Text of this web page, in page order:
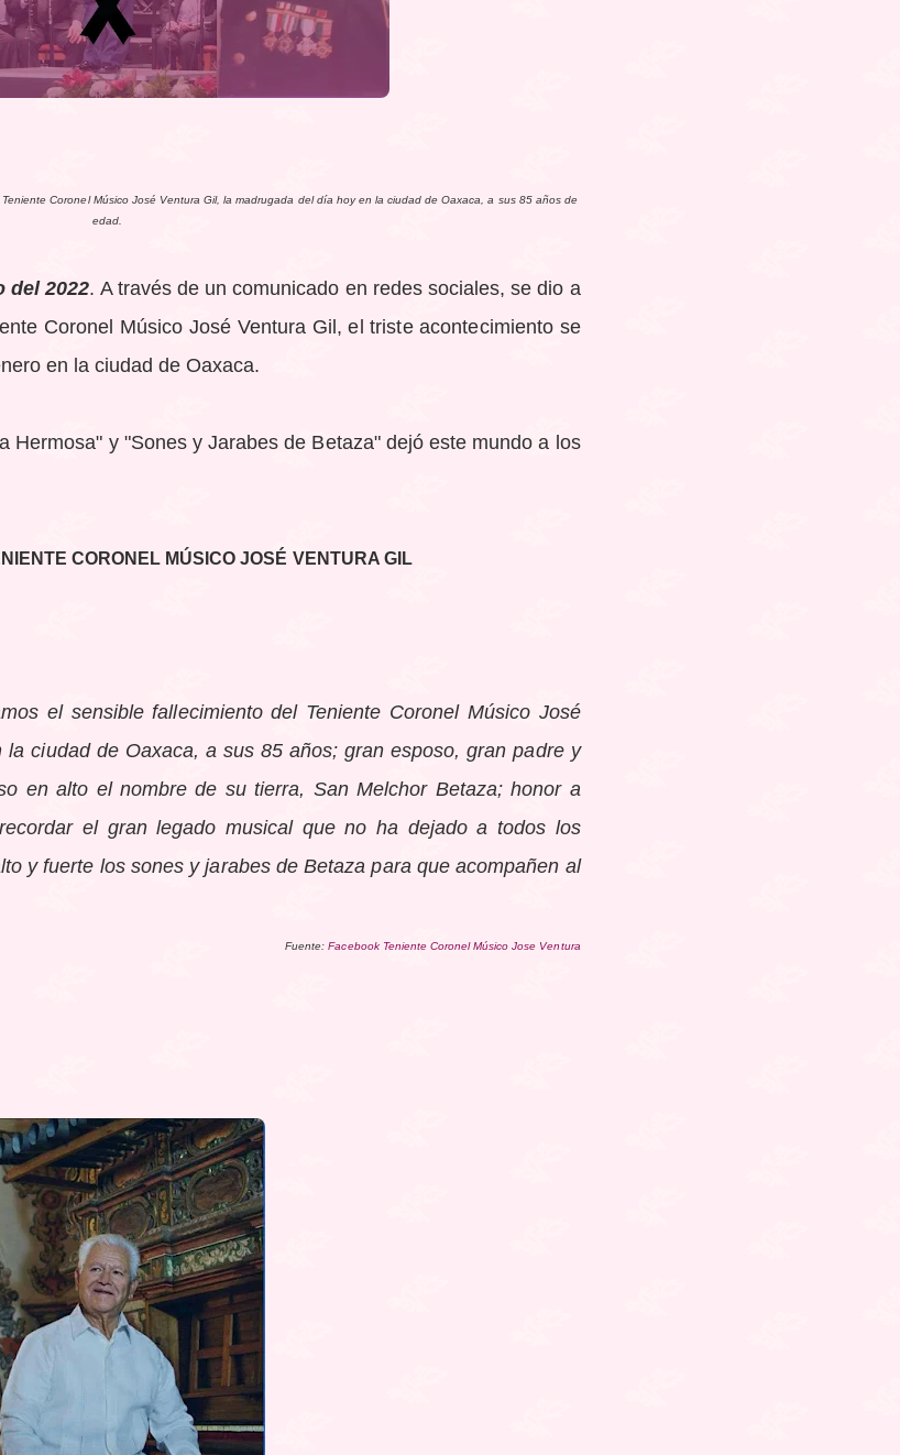
Coronel Músico José Ventura Gil, la madrugada del día hoy en la ciudad de Oaxaca, a sus 85 años de
edad.
del 2022. A través de un comunicado en redes sociales, se dio a
Coronel Músico José Ventura Gil, el triste acontecimiento se
en la ciudad de Oaxaca.
Hermosa" y "Sones y Jarabes de Betaza" dejó este mundo a los
CORONEL MÚSICO JOSÉ VENTURA GIL
el sensible fallecimiento del Teniente Coronel Músico José
ciudad de Oaxaca, a sus 85 años; gran esposo, gran padre y
en alto el nombre de su tierra, San Melchor Betaza; honor a
el gran legado musical que no ha dejado a todos los
yfuerte los sones y jarabes de Betaza para que acompañen al
Fuente:Facebook Teniente Coronel Músico Jose Ventura